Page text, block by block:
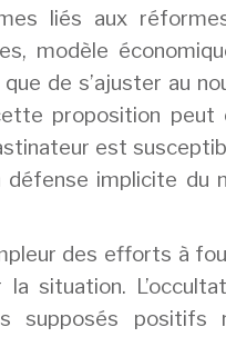
liés aux
modèle
de s’ajuster au
proposition peut
est
implicite du
des efforts à
situation.
supposés positifs